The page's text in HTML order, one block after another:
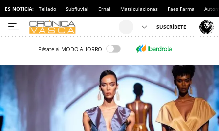
ES NOTICIA: Tellado Subfluvial Ernai Matriculaciones Faes Farma
Pásate al MODO AHORRO